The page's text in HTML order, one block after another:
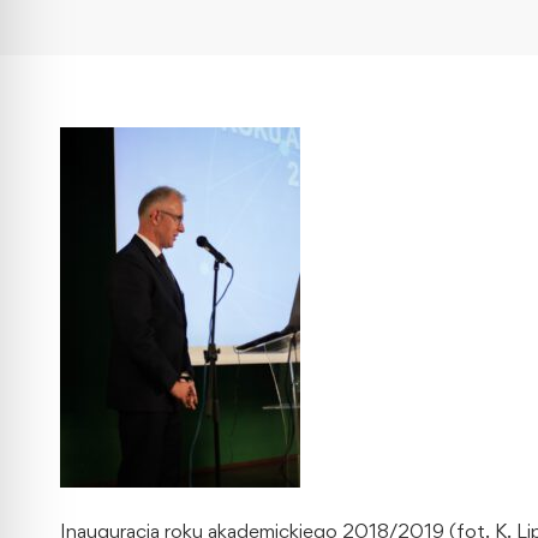
Inauguracja roku akademickiego 2018/2019 (fot. K.